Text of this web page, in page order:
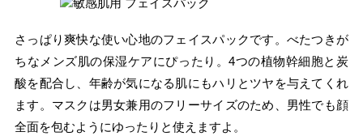
さっぱり爽快な使い心地のフェイスパックです。べたつきが
ちなメンズ肌の保湿ケアにぴったり。4つの植物幹細胞と炭
酸を配合し、年齢が気になる肌にもハリとツヤを与えてくれ
ます。マスクは男女兼用のフリーサイズのため、男性でも顔
全面を包むようにゆったりと使えますよ。